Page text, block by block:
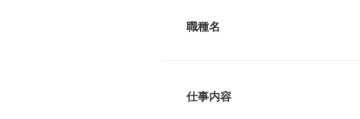
職種名
仕事内容